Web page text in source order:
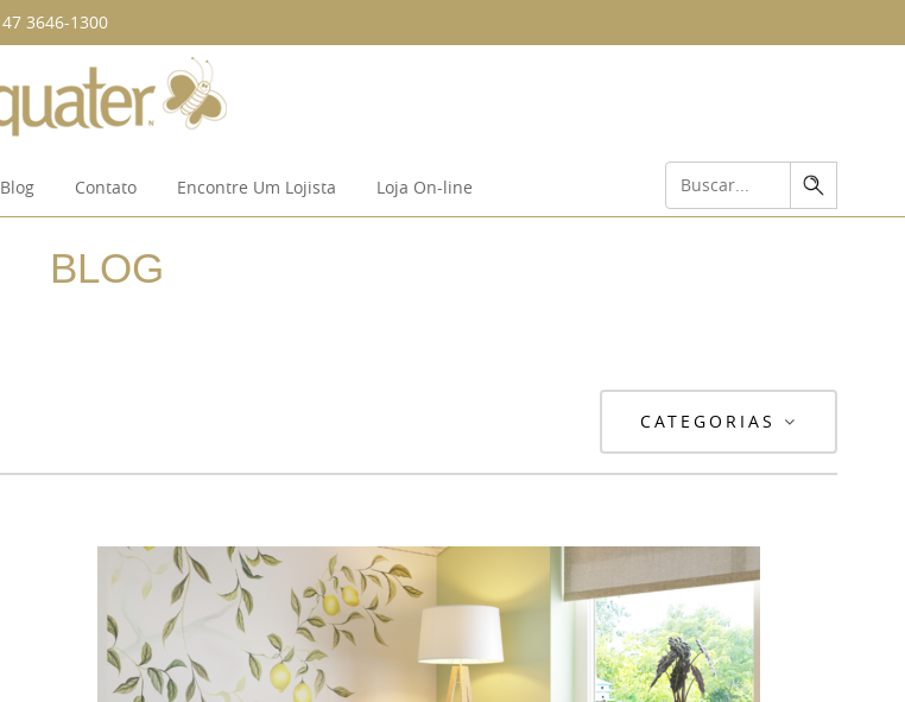
47 3646-1300
Blog Contato Encontre Um Lojista Loja On-line
BLOG
CATEGORIAS